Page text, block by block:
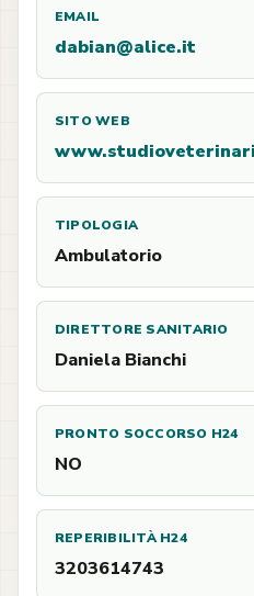
EMAIL
dabian@alice.it
SITO WEB
TIPOLOGIA
Ambulatorio
DIRETTORE SANITARIO
Daniela Bianchi
PRONTO SOCCORSO H24
NO
REPERIBILITÀ H24
3203614743